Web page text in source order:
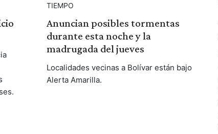
TIEMPO
Anuncian posibles tormentas
durante esta noche y la
madrugada del jueves
Localidades vecinas a Bolívar están bajo
Alerta Amarilla.